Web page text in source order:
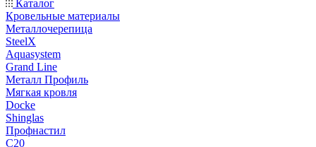
Каталог
Кровельные материалы
Металлочерепица
SteelX
Aquasystem
Grand Line
Металл Профиль
Мягкая кровля
Docke
Shinglas
Профнастил
C20